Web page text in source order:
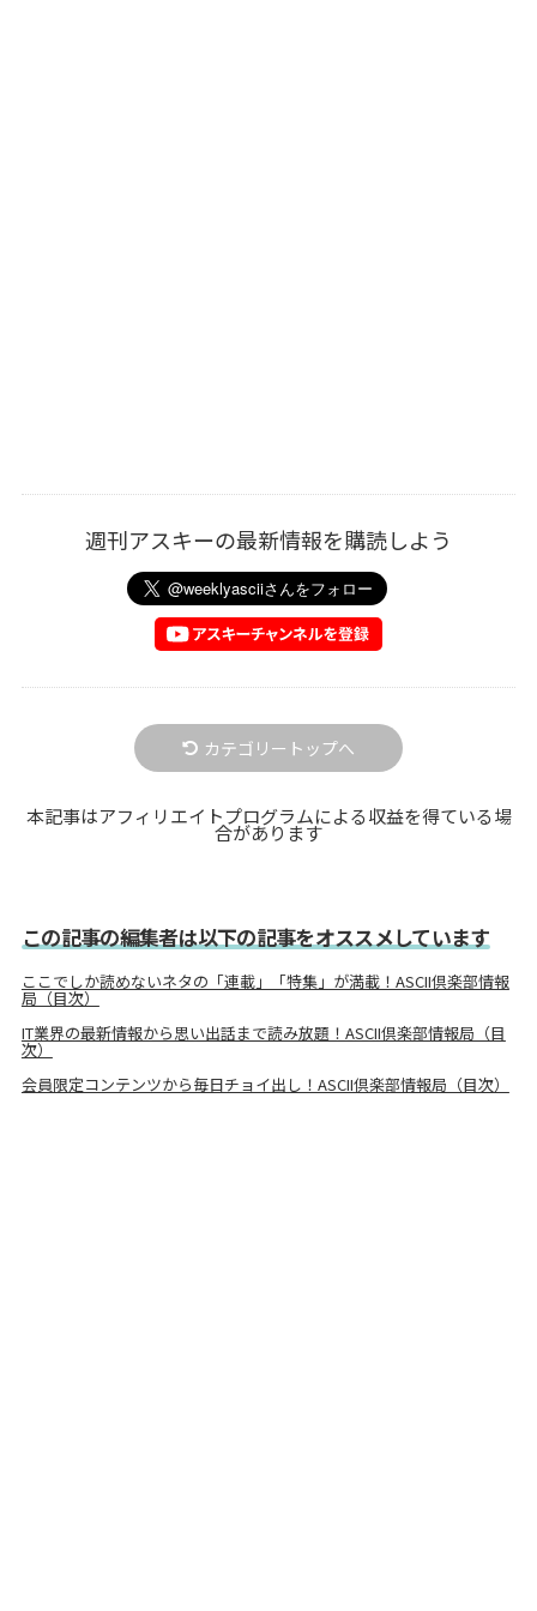
週刊アスキーの最新情報を購読しよう
カテゴリートップへ
本記事はアフィリエイトプログラムによる収益を得ている場
合があります
この記事の編集者は以下の記事をオススメしています
ここでしか読めないネタの「連載」「特集」が満載！ASCII倶楽部情報
局（目次）
IT業界の最新情報から思い出話まで読み放題！ASCII倶楽部情報局（目
次）
会員限定コンテンツから毎日チョイ出し！ASCII倶楽部情報局（目次）